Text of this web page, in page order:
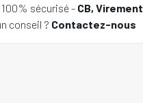
sécurisé - CB, Virement
conseil ? Contactez-nous